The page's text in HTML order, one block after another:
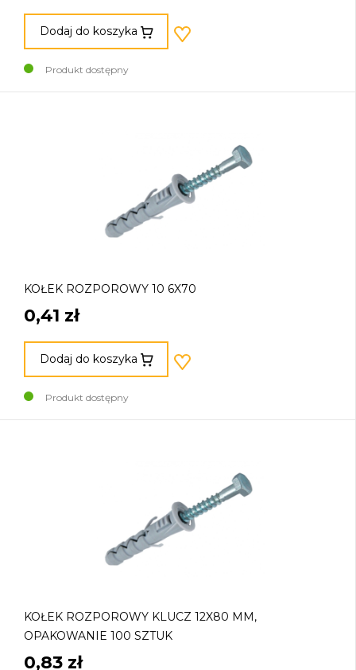
Dodaj do koszyka
Produkt dostępny
KOŁEK ROZPOROWY 10 6X70
0,41 zł
Dodaj do koszyka
Produkt dostępny
KOŁEK ROZPOROWY KLUCZ 12X80 MM,
OPAKOWANIE 100 SZTUK
0,83 zł